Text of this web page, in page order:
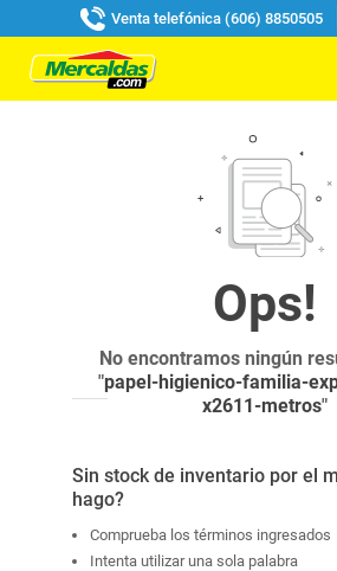
Venta telefónica (606) 8850505
No encontramos ningún
"papel-higienico-familia-
x2611-metros"
Sin stock de inventario por el
hago?
Comprueba los términos ingresados
Intenta utilizar una sola palabra